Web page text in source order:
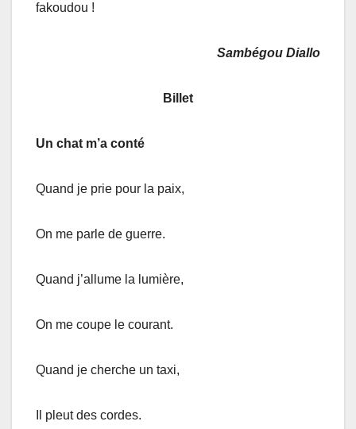
fakoudou !
Sambégou Diallo
Billet
Un chat m’a conté
Quand je prie pour la paix,
On me parle de guerre.
Quand j’allume la lumière,
On me coupe le courant.
Quand je cherche un taxi,
Il pleut des cordes.